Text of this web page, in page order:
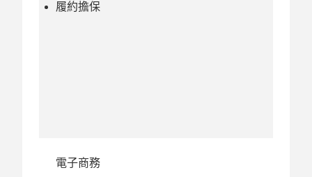
履約擔保
電子商務